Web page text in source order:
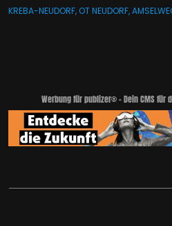
KREBA-NEUDORF, OT NEUDORF,
Werbung für publizer® - Dein CMS für